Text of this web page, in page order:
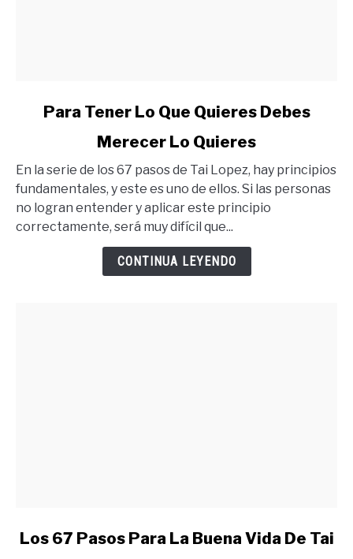
Tener
Lo
Que
Quieres
Para Tener Lo Que Quieres Debes
Merecer Lo Quieres
En la serie de los 67 pasos de Tai Lopez, hay principios
fundamentales, y este es uno de ellos. Si las personas
no logran entender y aplicar este principio
correctamente, será muy difícil que...
CONTINUA LEYENDO
link
Los 67 Pasos Para La Buena Vida De Tai